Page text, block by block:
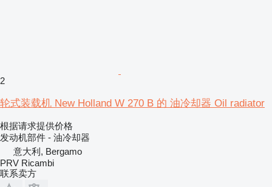
2
轮式装载机 New Holland W 270 B 的 油冷却器 Oil radiator
根据请求提供价格
发动机部件 - 油冷却器
意大利, Bergamo
PRV Ricambi
联系卖方